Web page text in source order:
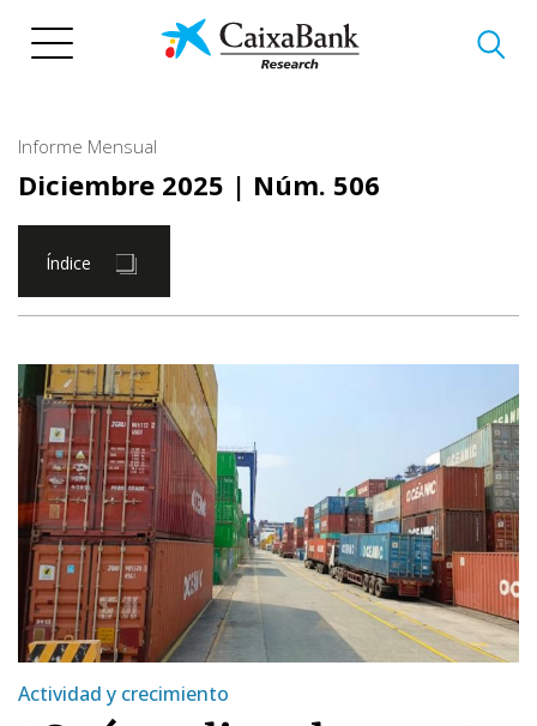
Informe Mensual
Diciembre 2025 | Núm. 506
Índice
Actividad y crecimiento